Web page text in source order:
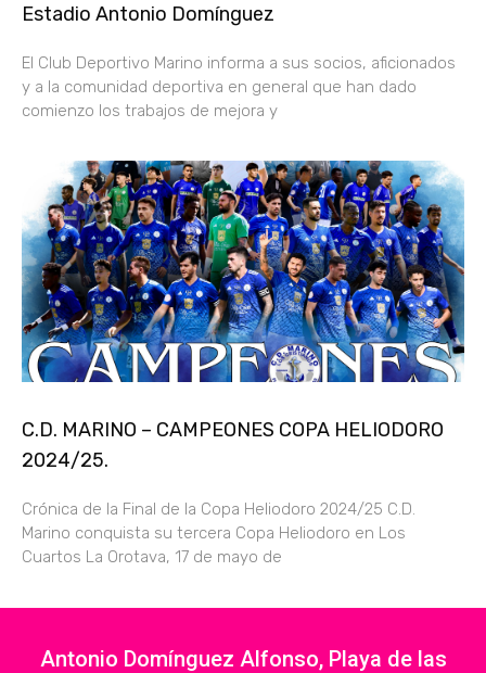
Estadio Antonio Domínguez
El Club Deportivo Marino informa a sus socios, aficionados
y a la comunidad deportiva en general que han dado
comienzo los trabajos de mejora y
C.D. MARINO – CAMPEONES COPA HELIODORO
2024/25.
Crónica de la Final de la Copa Heliodoro 2024/25 C.D.
Marino conquista su tercera Copa Heliodoro en Los
Cuartos La Orotava, 17 de mayo de
Antonio Domínguez Alfonso, Playa de las